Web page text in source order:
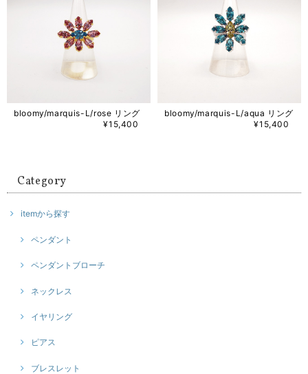
bloomy/marquis-L/rose リング
¥15,400
bloomy/marquis-L/aqua リング
¥15,400
Category
itemから探す
ペンダント
ペンダントブローチ
ネックレス
イヤリング
ピアス
ブレスレット